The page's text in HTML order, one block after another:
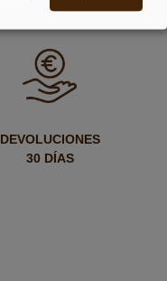
DEVOLUCIONES
30 DÍAS